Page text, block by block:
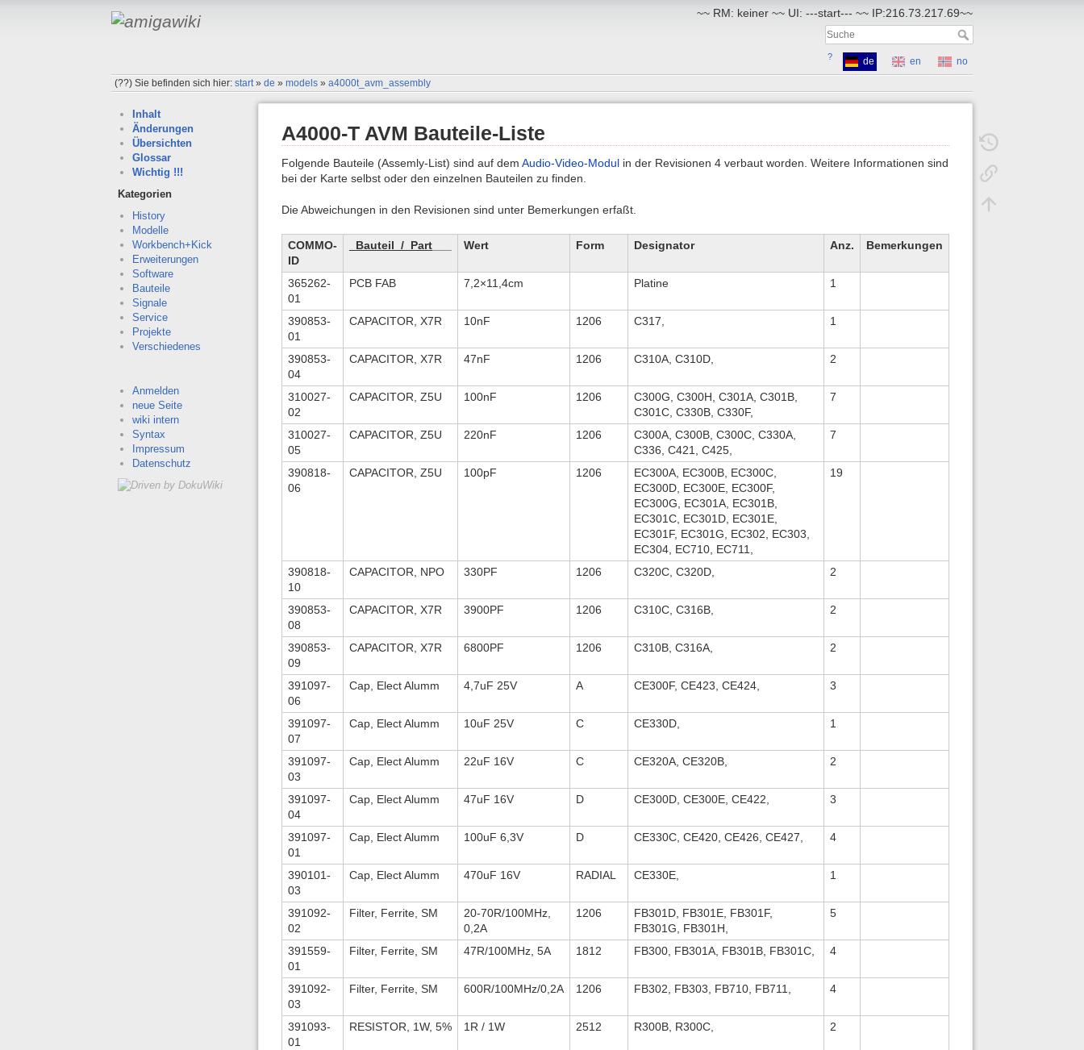
~~ RM: keiner ~~ UI: ---start--- ~~ IP:216.73.217.69~~
? de en
no
(??)Sie befinden sich hier:start»de »models »a4000t_avm_assembly
Inhalt
Änderungen
Übersichten
Glossar
Wichtig !!!
Kategorien
History
Modelle
Workbench+Kick
Erweiterungen
Software
Bauteile
Signale
Service
Projekte
Verschiedenes
Anmelden
neue Seite
wiki intern
Syntax
Impressum
Datenschutz
A4000-T AVM Bauteile-Liste
Folgende Bauteile (Assemly-List) sind auf dem Audio-Video-Modul in der Revisionen 4 verbaut worden. Weitere Informationen sind
bei der Karte selbst oder den einzelnen Bauteilen zu finden.
Die Abweichungen in den Revisionen sind unter Bemerkungen erfaßt.
COMMO-
ID
_Bauteil_/_Part Wert Form Designator Anz. Bemerkungen
365262-
01
PCB FAB 7,2×11,4cm Platine 1
390853-
01
CAPACITOR, X7R 10nF 1206 C317, 1
390853-
04
CAPACITOR, X7R 47nF 1206 C310A, C310D, 2
310027-
02
CAPACITOR, Z5U 100nF 1206
C300G, C300H, C301A, C301B,
C301C, C330B, C330F,
7
310027-
05
CAPACITOR, Z5U 220nF 1206
C300A, C300B, C300C, C330A,
C336, C421, C425,
7
390818-
06
CAPACITOR, Z5U 100pF 1206
EC300A, EC300B, EC300C,
EC300D, EC300E, EC300F,
EC300G, EC301A, EC301B,
EC301C, EC301D, EC301E,
EC301F, EC301G, EC302, EC303,
EC304, EC710, EC711,
19
390818-
10
CAPACITOR, NPO 330PF 1206 C320C, C320D, 2
390853-
08
CAPACITOR, X7R 3900PF 1206 C310C, C316B, 2
390853-
09
CAPACITOR, X7R 6800PF 1206 C310B, C316A, 2
391097-
06
Cap, Elect Alumm 4,7uF 25V A CE300F, CE423, CE424, 3
391097-
07
Cap, Elect Alumm 10uF 25V C CE330D, 1
391097-
03
Cap, Elect Alumm 22uF 16V C CE320A, CE320B, 2
391097-
04
Cap, Elect Alumm 47uF 16V D CE300D, CE300E, CE422, 3
391097-
01
Cap, Elect Alumm 100uF 6,3V D CE330C, CE420, CE426, CE427, 4
390101-
03
Cap, Elect Alumm 470uF 16V RADIAL CE330E, 1
391092-
02
Filter, Ferrite, SM
20-70R/100MHz,
0,2A
1206
FB301D, FB301E, FB301F,
FB301G, FB301H,
5
391559-
01
Filter, Ferrite, SM 47R/100MHz, 5A 1812 FB300, FB301A, FB301B, FB301C, 4
391092-
03
Filter, Ferrite, SM 600R/100MHz/0,2A 1206 FB302, FB303, FB710, FB711, 4
391093-
01
RESISTOR, 1W, 5% 1R / 1W 2512 R300B, R300C, 2